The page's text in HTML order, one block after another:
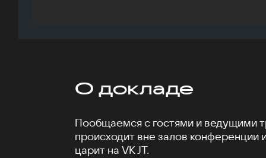
О докладе
Пообщаемся с гостями и ведущими
происходит вне залов конференции
царит на VK JT.